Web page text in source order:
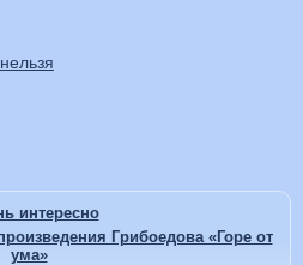
интересно
Грибоедова «Горе от
ума»